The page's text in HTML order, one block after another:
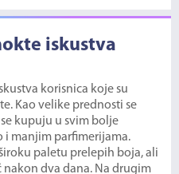
iskustva
korisnica koje su
Kao velike prednosti se
kupuju u svim bolje
i manjim parfimerijama.
paletu prelepih boja, ali
nakon dva dana. Na drugim